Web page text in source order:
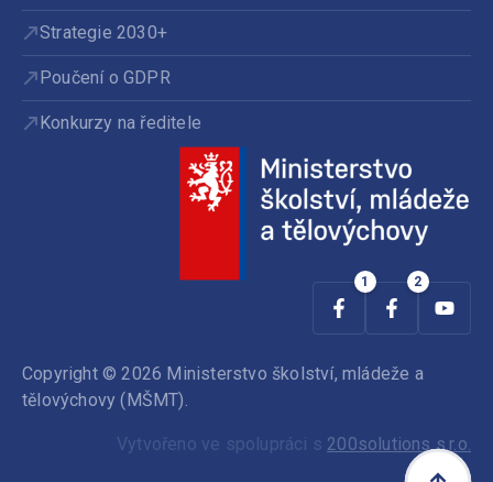
Strategie 2030+
Poučení o GDPR
Konkurzy na ředitele
Copyright © 2026 Ministerstvo školství, mládeže a
tělovýchovy (MŠMT).
Vytvořeno ve spolupráci s 200solutions s.r.o.